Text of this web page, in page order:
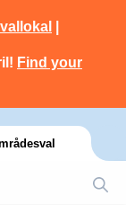
Find your